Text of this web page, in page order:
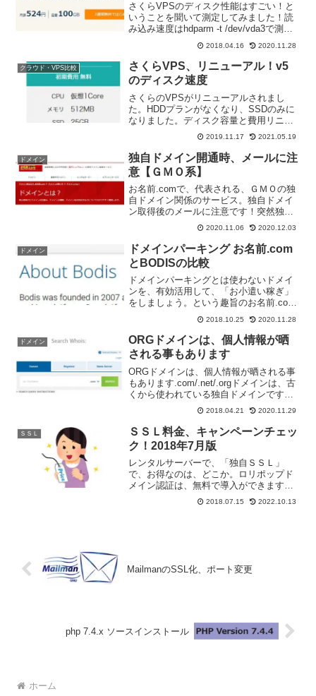
さくらVPSのディスク性能はすごい！と
いうことを聞いて測定してみました！読
み込み速度はhdparm -t /dev/vda3で測
定。書き込み速度はtime dd if=/dev/zero
of=/tmp/test.data ibs=1M o...
2018.04.16 2020.11.28
クラウド・VPS比較
さくらVPS、リニューアル！v5
のディスク速度
さくらのVPSがリニューアルされまし
た。HDDプランがなくなり、SSDのみに
なりました。ディスク容量と費用リニュ
ーアル後の、目立つ変更ポイントは、
「ディスク容量」と「費用」です。石狩
第１ゾーンでみると、・初期費用は、無
料に・料金同じなら、従...
2019.11.17 2021.05.19
ドメイン
独自ドメイン開通時、メールに注
意【ＧＭＯ系】
お名前.comで、代表される、ＧＭＯの独
自ドメイン関係のサービス。独自ドメイ
ン取得後のメールに注意です！突然独自
ドメインが無効になる。「host not
found」というエラー！お名前.comで、独
自ドメインを取得し、ＤＮＳを設定し
て、メ...
2020.11.06 2020.12.03
ドメイン
ドメインパーキング お名前.com
とBODISの比較
ドメインパーキングとは使わないドメイ
ンを、有効活用して、「お小遣い稼ぎ」
をしましょう。という趣旨のお名前.com
の「ドメインパーキング」サービス。お
名前.com、ドメインパーキングの稼ぎ
は・・・お名前.com ドメインパーキング
サービス、実...
2018.10.25 2020.11.28
ドメイン
ORGドメインは、個人情報が晒
される事もあります
ORGドメインは、個人情報が晒される事
もあります.com/.net/.orgドメインは、古
くから使われている独自ドメインです。
「ドメインを取りたいなー」「おー。こ
の.orgドメインいいな」と取得した後に
「個人情報がインターネット上に晒され
て...
2018.04.21 2020.11.29
ＳＳＬ
ＳＳＬ料金、キャンペーンチェッ
ク！2018年7月版
レンタルサーバーで、「独自ＳＳＬ」
で、お得なのは、どこか。ロリポップド
メイン認証は、無料で導入ができます。
また、企業認証、ＥＶが、2018年7月末ま
で半額のキャンペーンが行われていま
2018.07.15 2022.10.13
MailmanのSSL化、ポート変更
php 7.4.x ソースインストール
ホーム